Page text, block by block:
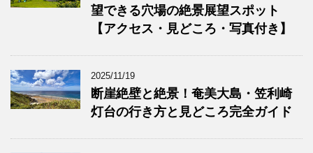
望できる穴場の絶景展望スポット
【アクセス・見どころ・写真付き】
2025/11/19
断崖絶壁と絶景！奄美大島・笠利崎
灯台の行き方と見どころ完全ガイド